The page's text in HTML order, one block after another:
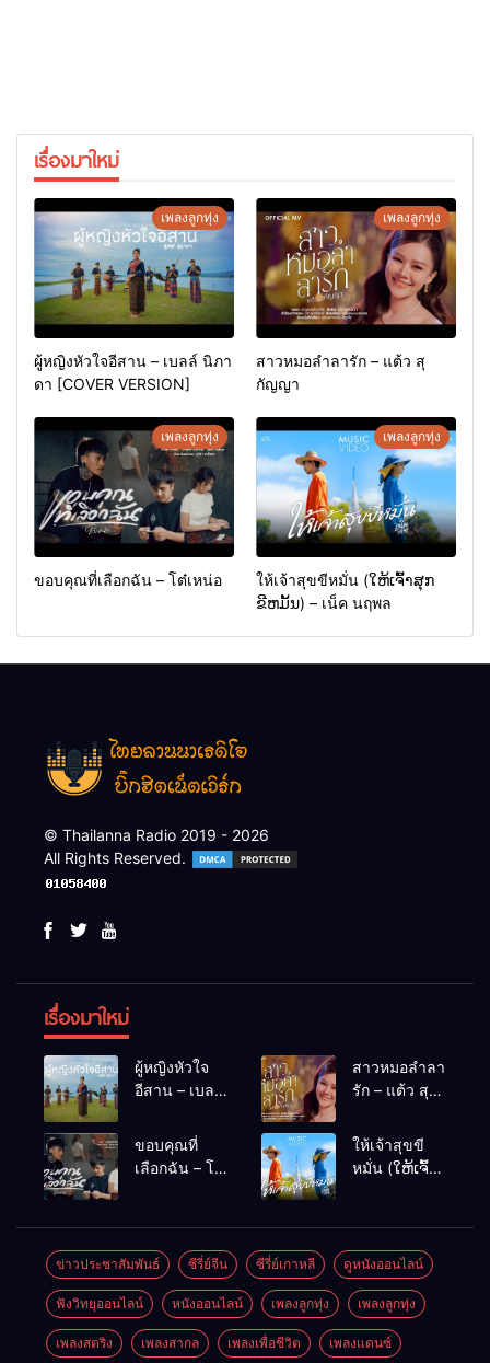
เรื่องมาใหม่
เพลงลูกทุ่ง
ผู้หญิงหัวใจอีสาน – เบลล์ นิภา
ดา [COVER VERSION]
เพลงลูกทุ่ง
สาวหมอลำลารัก – แต้ว สุ
กัญญา
เพลงลูกทุ่ง
ขอบคุณที่เลือกฉัน – โต๋เหน่อ
เพลงลูกทุ่ง
ให้เจ้าสุขขีหมั่น (ໃຫ້ເຈົ້າສຸກ
ຂີຫມັ້ນ) – เน็ค นฤพล
© Thailanna Radio 2019 - 2026
All Rights Reserved.
เรื่องมาใหม่
ผู้หญิงหัวใจ
อีสาน – เบลล์
[COVER
VERSION]
สาวหมอลำลา
รัก – แต้ว สุ
ขอบคุณที่
เลือกฉัน – โต๋
ให้เจ้าสุขขี
หมั่น (ໃຫ້ເຈົ້າ
ข่าวประชาสัมพันธ์ ซีรี่ย์จีน ซีรี่ย์เกาหลี ดูหนังออนไลน์
ฟังวิทยุออนไลน์ หนังออนไลน์ เพลงลูกทุ่ง เพลงลูกทุ่ง
เพลงสตริง เพลงสากล เพลงเพื่อชีวิต เพลงแดนซ์